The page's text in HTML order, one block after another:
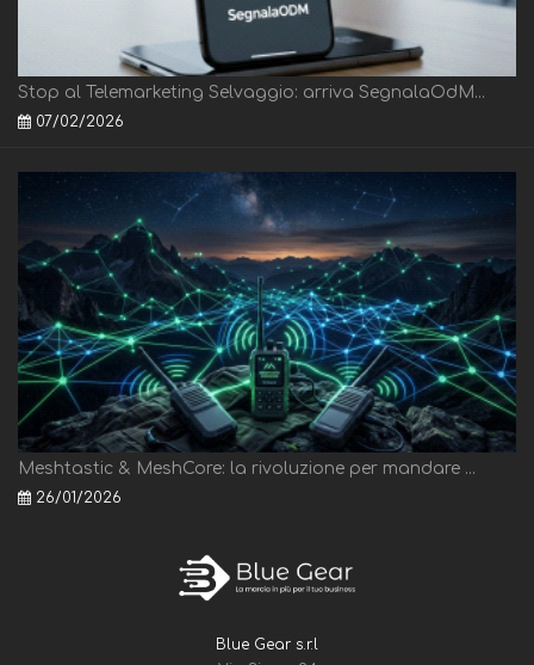
Stop al Telemarketing Selvaggio: arriva SegnalaOdM...
07/02/2026
Meshtastic & MeshCore: la rivoluzione per mandare ...
26/01/2026
Blue Gear s.r.l